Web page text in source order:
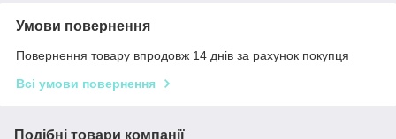
Умови повернення
Повернення товару впродовж 14 днів за рахунок покупця
Всі умови повернення
Подібні товари компанії